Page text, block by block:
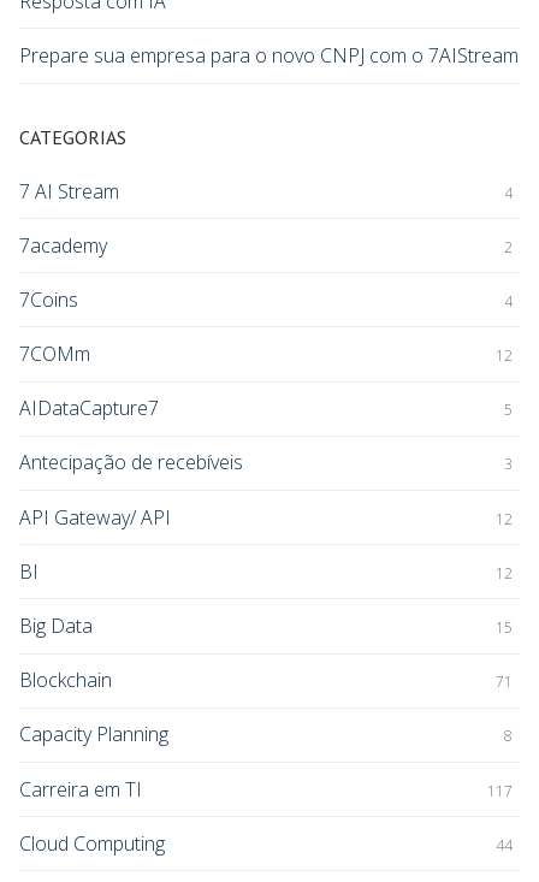
Prepare sua empresa para o novo CNPJ com o 7AIStream
CATEGORIAS
7 AI Stream 4
7academy 2
7Coins 4
7COMm 12
AIDataCapture7 5
Antecipação de recebíveis 3
API Gateway/ API 12
BI 12
Big Data 15
Blockchain 71
Capacity Planning 8
Carreira em TI 117
Cloud Computing 44